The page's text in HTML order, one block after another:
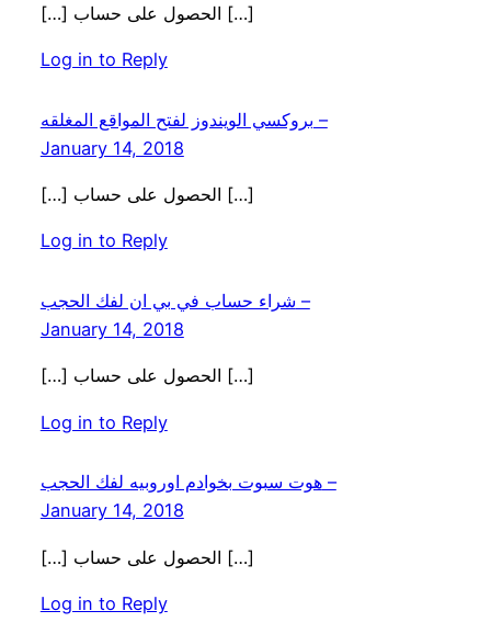
[…] الحصول على حساب […]
Log in to Reply
بروكسي الويندوز لفتح المواقع المغلقه –
January 14, 2018
[…] الحصول على حساب […]
Log in to Reply
شراء حساب في بي ان لفك الحجب –
January 14, 2018
[…] الحصول على حساب […]
Log in to Reply
هوت سبوت بخوادم اوروبيه لفك الحجب –
January 14, 2018
[…] الحصول على حساب […]
Log in to Reply